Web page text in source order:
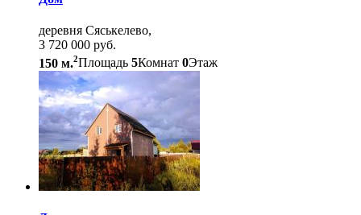
деревня Сяськелево,
3 720 000 руб.
150 м.2Площадь 5Комнат 0Этаж